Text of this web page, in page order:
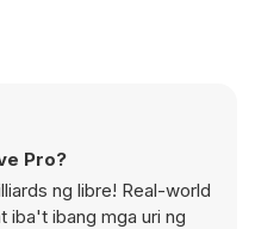
Pro?
ng libre! Real-world
iba't ibang mga uri ng